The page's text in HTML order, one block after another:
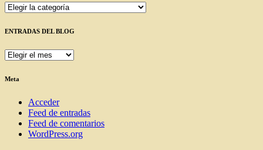
Categorías
ENTRADAS DEL BLOG
ENTRADAS
BLOG
Meta
Acceder
Feed de entradas
Feed de comentarios
WordPress.org